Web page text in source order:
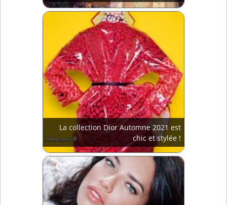
La collection Dior Automne 2021 est
chic et stylée !